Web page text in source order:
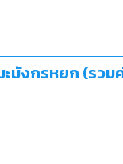
มังกรหยก (รวม